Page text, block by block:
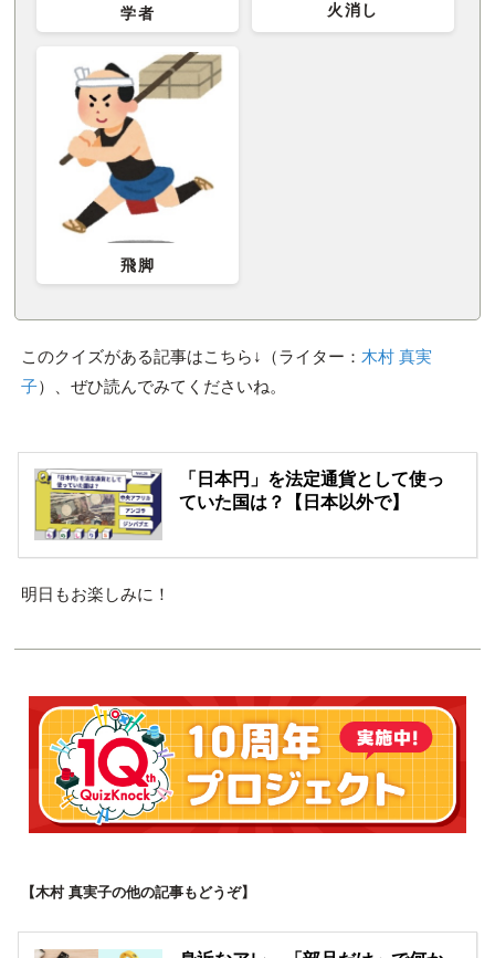
学者 火消し
飛脚
このクイズがある記事はこちら↓（ライター： 木村 真実
子）、ぜひ読んでみてくださいね。
「日本円」を法定通貨として使っ
ていた国は？【日本以外で】
明日もお楽しみに！
【木村 真実子の他の記事もどうぞ】